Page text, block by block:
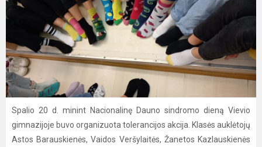
Spalio 20 d. minint Nacionalinę Dauno sindromo dieną Vievio
gimnazijoje buvo organizuota tolerancijos akcija. Klasės auklėtojų
Astos Barauskienės, Vaidos Veršylaitės, Žanetos Kazlauskienės